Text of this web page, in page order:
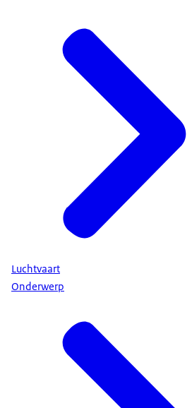
Luchtvaart
Onderwerp